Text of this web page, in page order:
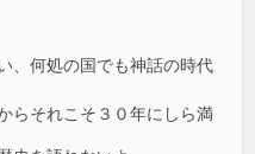
、何処の国でも神話の時代
らそれこそ３０年にしら満